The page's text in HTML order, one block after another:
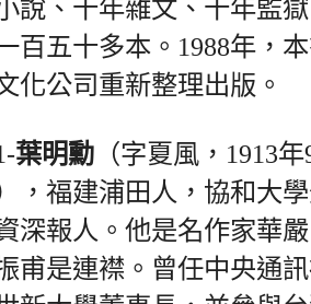
說、十年雜文、十年監
百五十多本。1988年，
化公司重新整理出版。
葉明勳 （字夏風，1913
，福建浦田人，協和大
深報人。他是名作家華
甫是連襟。曾任中央通